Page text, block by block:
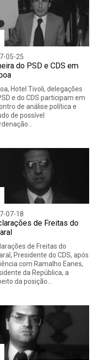
05-25
do PSD e CDS em
Hotel Tivoli, delegações
e do CDS participam em
de análise política e
de possível
07-18
de Freitas do
de Freitas do
Presidente do CDS, após
com Ramalho Eanes,
da República, a
da posição…